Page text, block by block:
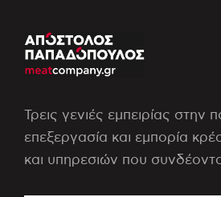
Τρεις γενιές εμπειρίας στην
επεξεργασία και εμπορία
και υπηρεσιών που